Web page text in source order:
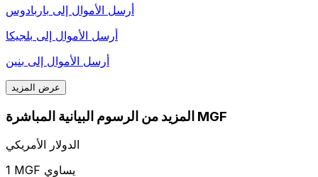
أرسل الأموال إلى باربادوس
أرسل الأموال إلى بلجيكا
أرسل الأموال إلى بنين
عرض المزيد
المزيد من الرسوم البيانية المباشرة MGF
الدولار الأمريكي
1 MGF يساوي